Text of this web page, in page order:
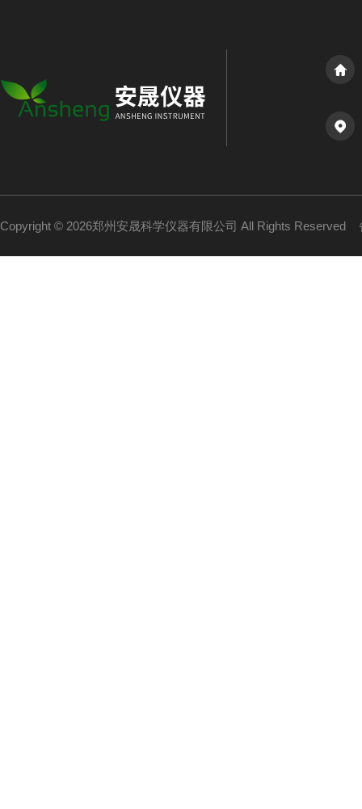
Copyright © 2026郑州安晟科学仪器有限公司 All Rights Reserved